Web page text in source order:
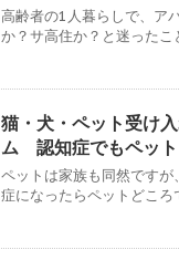
高齢者の1人暮らしで、ア
か？サ高住か？と迷ったこ
猫・犬・ペット受け
ム 認知症でもペッ
ペットは家族も同然です
症になったらペットどころ